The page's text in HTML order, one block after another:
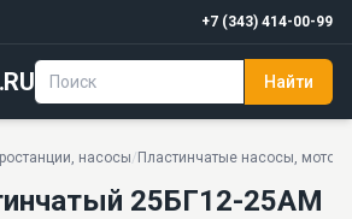
+7 (343) 414-00-99
Найти
насосы/ Пластинчатые насосы, моторы
25БГ12-25АМ
25БГ12-25АМ